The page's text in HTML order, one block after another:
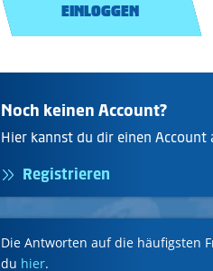
EINLOGGEN
Noch keinen Account?
Hier kannst du dir einen Account
Registrieren
Die Antworten auf die häufigsten
du hier.